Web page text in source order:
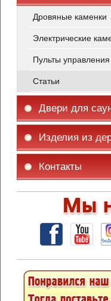
Дровяные каменки
Электрические
Пульты управления
Статьи
Двери для
Изделия из
Контакты